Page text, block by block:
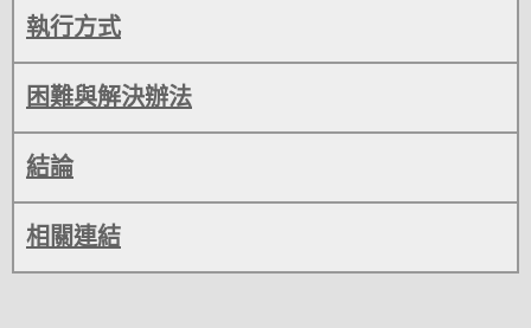
執行方式
困難與解決辦法
結論
相關連結